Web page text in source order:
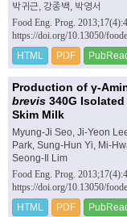
박귀근, 강종백, 박영서
Food Eng. Prog.
https://doi.org/10.13050/
HTML PDF
Production of γ-
brevis 340G
Skim Milk
Myung-Ji Seo, Ji-Yeon
Park, Sung-Hun Yi, Mi-
Seong-Il Lim
Food Eng. Prog.
https://doi.org/10.13050/
HTML PDF